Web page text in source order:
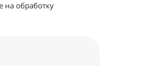
на обработку